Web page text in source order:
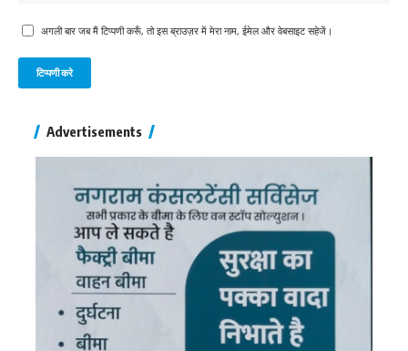
अगली बार जब मैं टिप्पणी करूँ, तो इस ब्राउज़र में मेरा नाम, ईमेल और वेबसाइट सहेजें।
Advertisements